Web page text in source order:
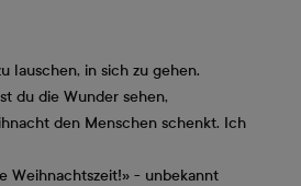
lauschen, in sich zu gehen.
du die Wunder sehen,
den Menschen schenkt. Ich
Weihnachtszeit!» - unbekannt